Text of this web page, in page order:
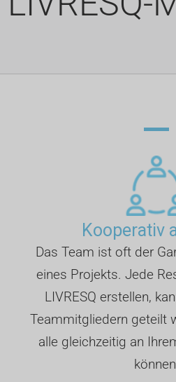
Kooperativ
Das Team ist oft der
eines Projekts. Jede
LIVRESQ erstellen,
Teammitgliedern geteilt
alle gleichzeitig an